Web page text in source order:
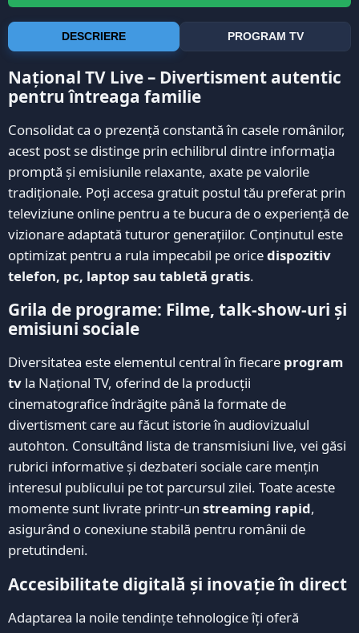
DESCRIERE PROGRAM TV
Național TV Live – Divertisment autentic
pentru întreaga familie
Consolidat ca o prezență constantă în casele românilor,
acest post se distinge prin echilibrul dintre informația
promptă și emisiunile relaxante, axate pe valorile
tradiționale. Poți accesa gratuit postul tău preferat prin
televiziune online pentru a te bucura de o experiență de
vizionare adaptată tuturor generațiilor. Conținutul este
optimizat pentru a rula impecabil pe oricedispozitiv
telefon, pc, laptop sau tabletă gratis.
Grila de programe: Filme, talk-show-uri și
emisiuni sociale
Diversitatea este elementul central în fiecare program
tv la Național TV, oferind de la producții
cinematografice îndrăgite până la formate de
divertisment care au făcut istorie în audiovizualul
autohton. Consultând lista de transmisiuni live, vei găsi
rubrici informative și dezbateri sociale care mențin
interesul publicului pe tot parcursul zilei. Toate aceste
momente sunt livrate printr-un streaming rapid,
asigurând o conexiune stabilă pentru românii de
pretutindeni.
Accesibilitate digitală și inovație în direct
Adaptarea la noile tendințe tehnologice îți oferă